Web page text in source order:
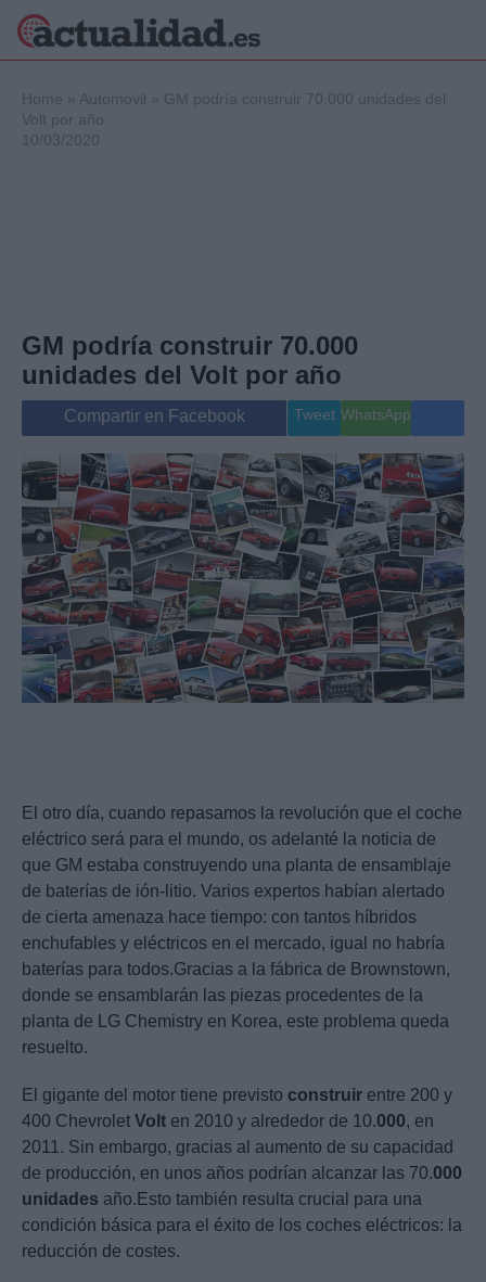
Internacional
Viajes
Gente
Musica
Home » Automovil » GM podría construir 70.000 unidades del
Volt por año
10/03/2020
GM podría construir 70.000
unidades del Volt por año
Compartir en Facebook Tweet WhatsApp
El otro día, cuando repasamos la revolución que el coche
eléctrico será para el mundo, os adelanté la noticia de
que GM estaba construyendo una planta de ensamblaje
de baterías de ión-litio. Varios expertos habían alertado
de cierta amenaza hace tiempo: con tantos híbridos
enchufables y eléctricos en el mercado, igual no habría
baterías para todos.Gracias a la fábrica de Brownstown,
donde se ensamblarán las piezas procedentes de la
planta de LG Chemistry en Korea, este problema queda
resuelto.
El gigante del motor tiene previsto construir entre 200 y
400 Chevrolet Volt en 2010 y alrededor de 10.000, en
2011. Sin embargo, gracias al aumento de su capacidad
de producción, en unos años podrían alcanzar las 70.000
unidades año.Esto también resulta crucial para una
condición básica para el éxito de los coches eléctricos: la
reducción de costes.